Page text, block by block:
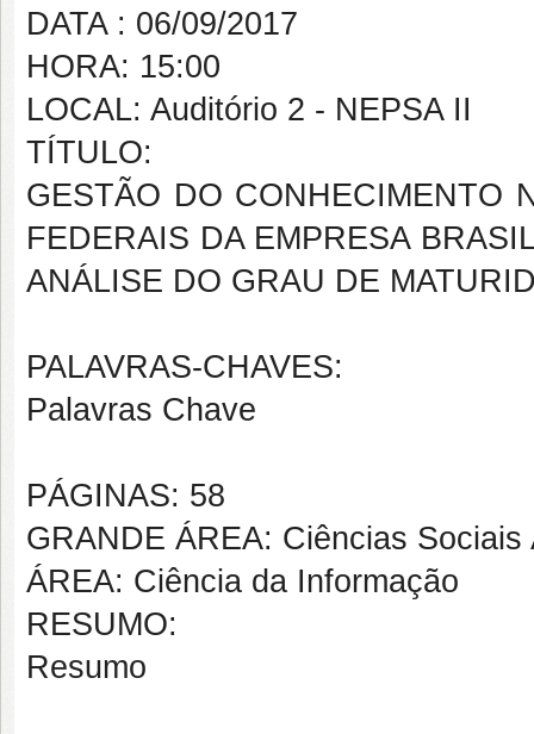
DATA : 06/09/2017
HORA: 15:00
LOCAL: Auditório 2 - NEPSA II
TÍTULO:
GESTÃO DO CONHECIMENTO
FEDERAIS DA EMPRESA
ANÁLISE DO GRAU DE
PALAVRAS-CHAVES:
Palavras Chave
PÁGINAS: 58
GRANDE ÁREA: Ciências Sociais
ÁREA: Ciência da Informação
RESUMO:
Resumo